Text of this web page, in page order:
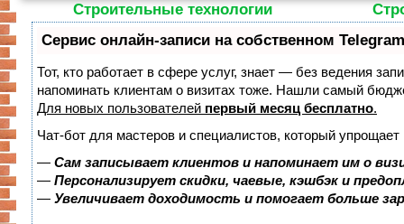
Строительные технологии
Сервис онлайн-записи на собственном
Тот, кто работает в сфере услуг, знает — без ведения
напоминать клиентам о визитах тоже. Нашли самый
Для новых пользователей первый месяц бесплатно.
Чат-бот для мастеров и специалистов, который упрощает
— Сам записывает клиентов и напоминает им о
— Персонализирует скидки, чаевые, кэшбэк и
— Увеличивает доходимость и помогает больше